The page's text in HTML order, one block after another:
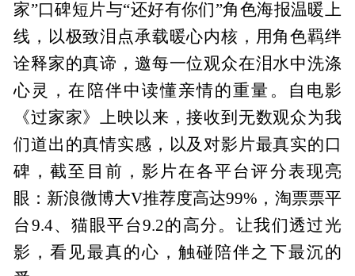
家”口碑短片与“还好有你们”角色海报温暖上
线，以极致泪点承载暖心内核，用角色羁绊
诠释家的真谛，邀每一位观众在泪水中洗涤
心灵，在陪伴中读懂亲情的重量。自电影
《过家家》上映以来，接收到无数观众为我
们道出的真情实感，以及对影片最真实的口
碑，截至目前，影片在各平台评分表现亮
眼：新浪微博大V推荐度高达99%，淘票票平
台9.4、猫眼平台9.2的高分。让我们透过光
影，看见最真的心，触碰陪伴之下最沉的